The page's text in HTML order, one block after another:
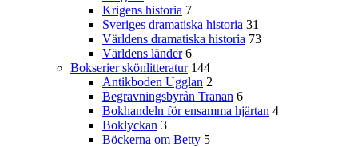
Krigens historia 7
Sveriges dramatiska historia 31
Världens dramatiska historia 73
Världens länder 6
Bokserier skönlitteratur 144
Antikboden Ugglan 2
Begravningsbyrån Tranan 6
Bokhandeln för ensamma hjärtan 4
Boklyckan 3
Böckerna om Betty 5